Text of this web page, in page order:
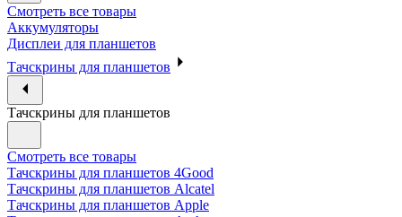
Смотреть все товары
Аккумуляторы
Дисплеи для планшетов
Тачскрины для планшетов
Тачскрины для планшетов
Смотреть все товары
Тачскрины для планшетов 4Good
Тачскрины для планшетов Alcatel
Тачскрины для планшетов Apple